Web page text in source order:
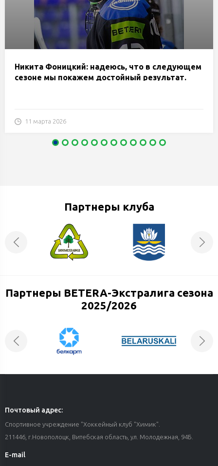
Никита Фоницкий: надеюсь, что в следующем
сезоне мы покажем достойный результат.
11 марта 2026
Партнеры клуба
Партнеры BETERA-Экстралига сезона
2025/2026
Почтовый адрес:
Спортивное учреждение "Хоккейный клуб "Химик".
211446, г.Новополоцк, Витебская область, ул. Молодежная, 94Б.
E-mail